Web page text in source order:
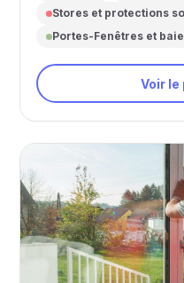
Stores et protections
Portes-Fenêtres et
Voir le